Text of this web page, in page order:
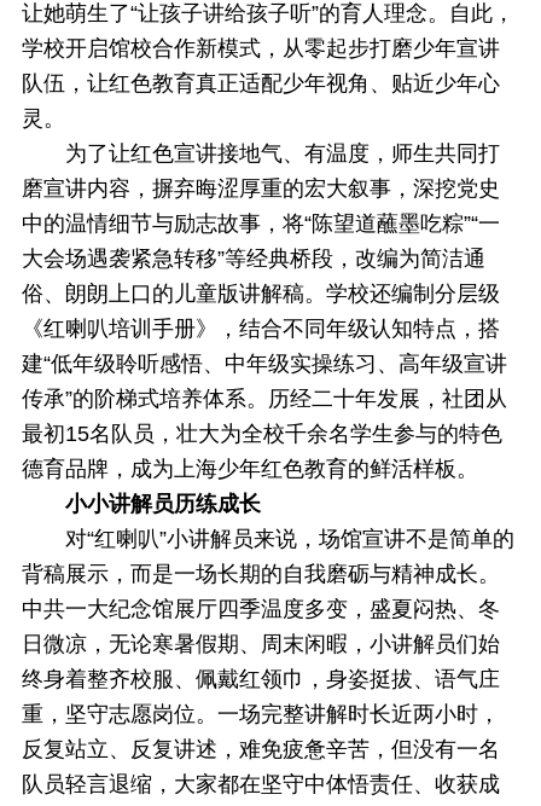
让她萌生了“让孩子讲给孩子听”的育人理念。自此，
学校开启馆校合作新模式，从零起步打磨少年宣讲
队伍，让红色教育真正适配少年视角、贴近少年心
灵。
为了让红色宣讲接地气、有温度，师生共同打
磨宣讲内容，摒弃晦涩厚重的宏大叙事，深挖党史
中的温情细节与励志故事，将“陈望道蘸墨吃粽”“一
大会场遇袭紧急转移”等经典桥段，改编为简洁通
俗、朗朗上口的儿童版讲解稿。学校还编制分层级
《红喇叭培训手册》，结合不同年级认知特点，搭
建“低年级聆听感悟、中年级实操练习、高年级宣讲
传承”的阶梯式培养体系。历经二十年发展，社团从
最初15名队员，壮大为全校千余名学生参与的特色
德育品牌，成为上海少年红色教育的鲜活样板。
小小讲解员历练成长
对“红喇叭”小讲解员来说，场馆宣讲不是简单的
背稿展示，而是一场长期的自我磨砺与精神成长。
中共一大纪念馆展厅四季温度多变，盛夏闷热、冬
日微凉，无论寒暑假期、周末闲暇，小讲解员们始
终身着整齐校服、佩戴红领巾，身姿挺拔、语气庄
重，坚守志愿岗位。一场完整讲解时长近两小时，
反复站立、反复讲述，难免疲惫辛苦，但没有一名
队员轻言退缩，大家都在坚守中体悟责任、收获成